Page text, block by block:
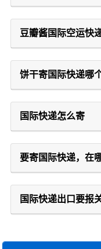
豆瓣酱国际空运快
饼干寄国际快递哪
国际快递怎么寄
要寄国际快递，在
国际快递出口要报